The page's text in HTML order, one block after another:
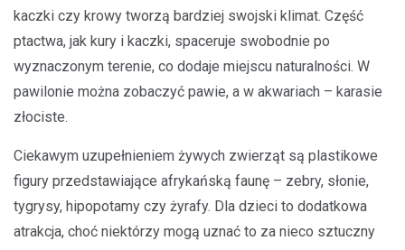
kaczki czy krowy tworzą bardziej swojski klimat. Część
ptactwa, jak kury i kaczki, spaceruje swobodnie po
wyznaczonym terenie, co dodaje miejscu naturalności. W
pawilonie można zobaczyć pawie, a w akwariach – karasie
złociste.
Ciekawym uzupełnieniem żywych zwierząt są plastikowe
figury przedstawiające afrykańską faunę – zebry, słonie,
tygrysy, hipopotamy czy żyrafy. Dla dzieci to dodatkowa
atrakcja, choć niektórzy mogą uznać to za nieco sztuczny